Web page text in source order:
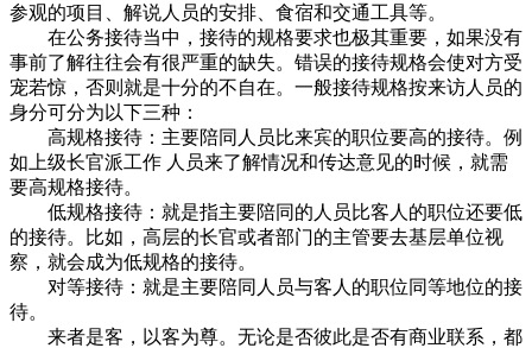
参观的项目、解说人员的安排、食宿和交通工具等。
在公务接待当中，接待的规格要求也极其重要，如果没有
事前了解往往会有很严重的缺失。错误的接待规格会使对方受
宠若惊，否则就是十分的不自在。一般接待规格按来访人员的
身分可分为以下三种：
高规格接待：主要陪同人员比来宾的职位要高的接待。例
如上级长官派工作 人员来了解情况和传达意见的时候，就需
要高规格接待。
低规格接待：就是指主要陪同的人员比客人的职位还要低
的接待。比如，高层的长官或者部门的主管要去基层单位视
察，就会成为低规格的接待。
对等接待：就是主要陪同人员与客人的职位同等地位的接
待。
来者是客，以客为尊。无论是否彼此是否有商业联系，都